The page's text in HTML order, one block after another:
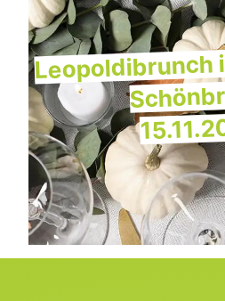
Leopoldibrunch